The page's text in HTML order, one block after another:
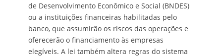
de Desenvolvimento Econômico e Social (BNDES)
ou a instituições financeiras habilitadas pelo
banco, que assumirão os riscos das operações e
oferecerão o financiamento às empresas
elegíveis. A lei também altera regras do sistema